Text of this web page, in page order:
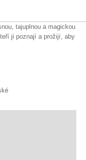
tajuplnou a magickou
ji poznají a prožijí, aby